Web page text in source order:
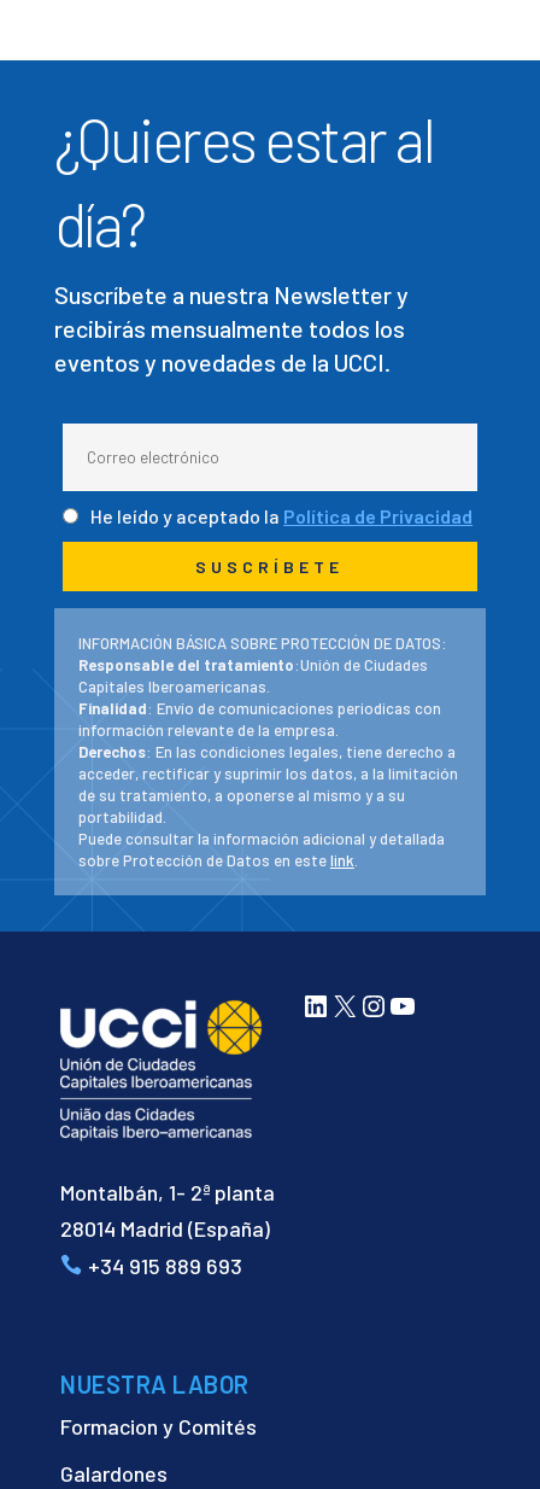
¿Quieres estar al
día?
Suscríbete a nuestra Newsletter y
recibirás mensualmente todos los
eventos y novedades de la UCCI.
He leído y aceptado la Política de Privacidad
INFORMACIÓN BÁSICA SOBRE PROTECCIÓN DE DATOS:
Responsable del tratamiento:Unión de Ciudades
Capitales Iberoamericanas.
Finalidad: Envío de comunicaciones periodicas con
información relevante de la empresa.
Derechos: En las condiciones legales, tiene derecho a
acceder, rectificar y suprimir los datos, a la limitación
de su tratamiento, a oponerse al mismo y a su
portabilidad.
Puede consultar la información adicional y detallada
sobre Protección de Datos en estelink.
Montalbán, 1- 2ª planta
28014 Madrid (España)
+34 915 889 693
LinkedIn
X Instagram
YouTube
NUESTRA LABOR
Formacion y Comités
Galardones